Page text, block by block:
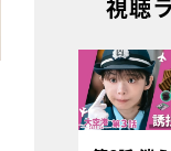
視聴